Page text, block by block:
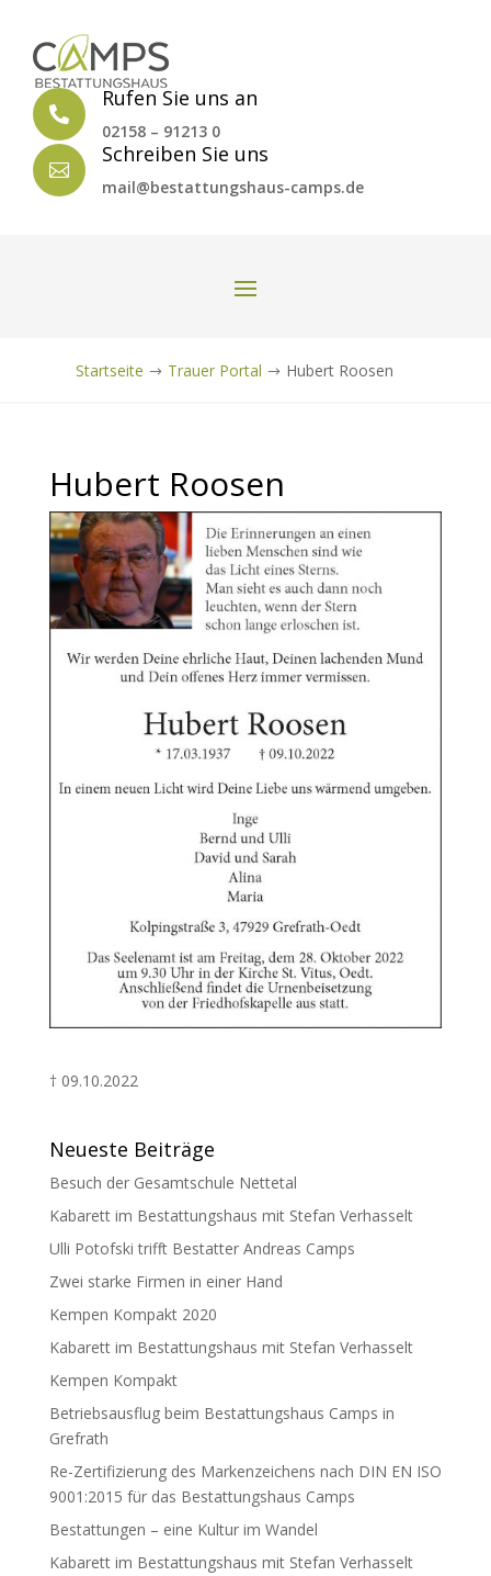

Rufen Sie uns an
02158 – 91213 0

Schreiben Sie uns
mail@bestattungshaus-camps.de
Startseite $ Trauer Portal $ Hubert Roosen
Hubert Roosen
† 09.10.2022
Neueste Beiträge
Besuch der Gesamtschule Nettetal
Kabarett im Bestattungshaus mit Stefan Verhasselt
Ulli Potofski trifft Bestatter Andreas Camps
Zwei starke Firmen in einer Hand
Kempen Kompakt 2020
Kabarett im Bestattungshaus mit Stefan Verhasselt
Kempen Kompakt
Betriebsausflug beim Bestattungshaus Camps in
Grefrath
Re-Zertifizierung des Markenzeichens nach DIN EN ISO
9001:2015 für das Bestattungshaus Camps
Bestattungen – eine Kultur im Wandel
Kabarett im Bestattungshaus mit Stefan Verhasselt